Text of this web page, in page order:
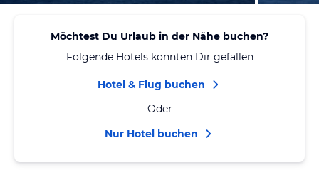
Möchtest Du Urlaub in der Nähe buchen?
Folgende Hotels könnten Dir gefallen
Hotel & Flug buchen
Oder
Nur Hotel buchen